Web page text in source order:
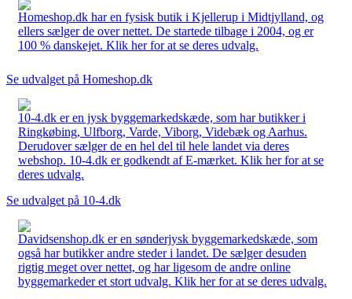
Homeshop.dk har en fysisk butik i Kjellerup i Midtjylland, og
ellers sælger de over nettet. De startede tilbage i 2004, og er
100 % danskejet. Klik her for at se deres udvalg.
Se udvalget på Homeshop.dk
10-4.dk er en jysk byggemarkedskæde, som har butikker i
Ringkøbing, Ulfborg, Varde, Viborg, Videbæk og Aarhus.
Derudover sælger de en hel del til hele landet via deres
webshop. 10-4.dk er godkendt af E-mærket. Klik her for at se
deres udvalg.
Se udvalget på 10-4.dk
Davidsenshop.dk er en sønderjysk byggemarkedskæde, som
også har butikker andre steder i landet. De sælger desuden
rigtig meget over nettet, og har ligesom de andre online
byggemarkeder et stort udvalg. Klik her for at se deres udvalg.